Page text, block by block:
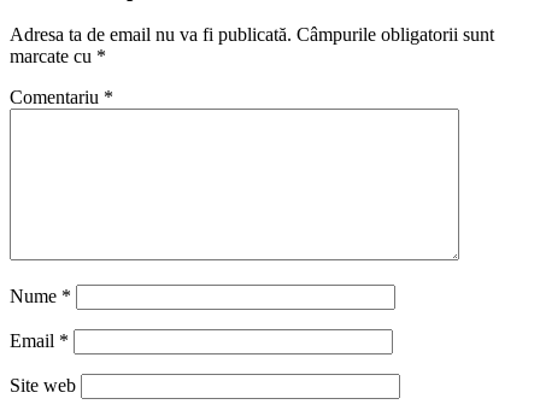
Adresa ta de email nu va fi publicată. Câmpurile obligatorii sunt
marcate cu *
Comentariu *
Nume *
Email *
Site web